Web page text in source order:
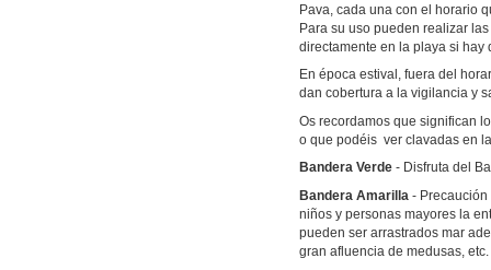
Pava, cada una con el horario
Para su uso pueden realizar
directamente en la playa si
En época estival, fuera del
dan cobertura a la vigilancia y
Os recordamos que significan
o que podéis ver clavadas en
Bandera Verde- Disfruta del
Bandera Amarilla -
niños y personas mayores la
pueden ser arrastrados mar
gran afluencia de medusas,